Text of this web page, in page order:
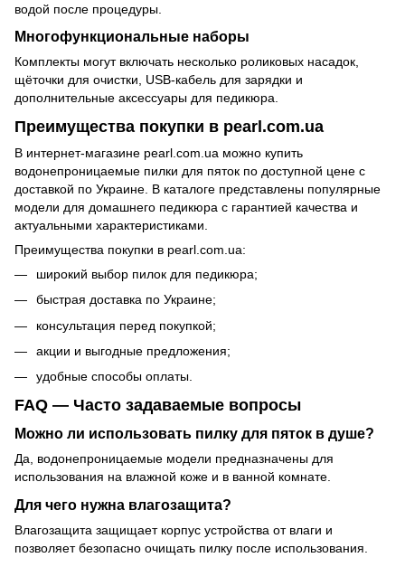
водой после процедуры.
Многофункциональные наборы
Комплекты могут включать несколько роликовых насадок,
щёточки для очистки, USB-кабель для зарядки и
дополнительные аксессуары для педикюра.
Преимущества покупки в pearl.com.ua
В интернет-магазине pearl.com.ua можно купить
водонепроницаемые пилки для пяток по доступной цене с
доставкой по Украине. В каталоге представлены популярные
модели для домашнего педикюра с гарантией качества и
актуальными характеристиками.
Преимущества покупки в pearl.com.ua:
широкий выбор пилок для педикюра;
быстрая доставка по Украине;
консультация перед покупкой;
акции и выгодные предложения;
удобные способы оплаты.
FAQ — Часто задаваемые вопросы
Можно ли использовать пилку для пяток в душе?
Да, водонепроницаемые модели предназначены для
использования на влажной коже и в ванной комнате.
Для чего нужна влагозащита?
Влагозащита защищает корпус устройства от влаги и
позволяет безопасно очищать пилку после использования.